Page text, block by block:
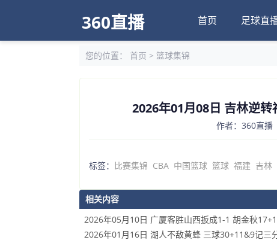
360直播 首页 足球直
您的位置： 首页 > 篮球集锦
2026年01月08日 吉林逆
作者：360直
标签： 比赛集锦 CBA 中国篮球 篮球 福建 吉林
相关内容
2026年05月10日 广厦客胜山西扳成1-1 胡金秋
2026年01月16日 湖人不敌黄蜂 三球30+11&9记三